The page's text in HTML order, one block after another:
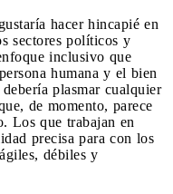
hacer hincapié en
sectores políticos y
inclusivo que
humana y el bien
plasmar cualquier
de momento, parece
Los que trabajan en
precisa para con los
débiles y